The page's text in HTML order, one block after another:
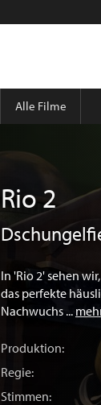
Alle Filme
Rio 2
In 'Rio 2' sehen
das perfekte
Nachwuchs ...
Produktion:
Regie:
Stimmen: